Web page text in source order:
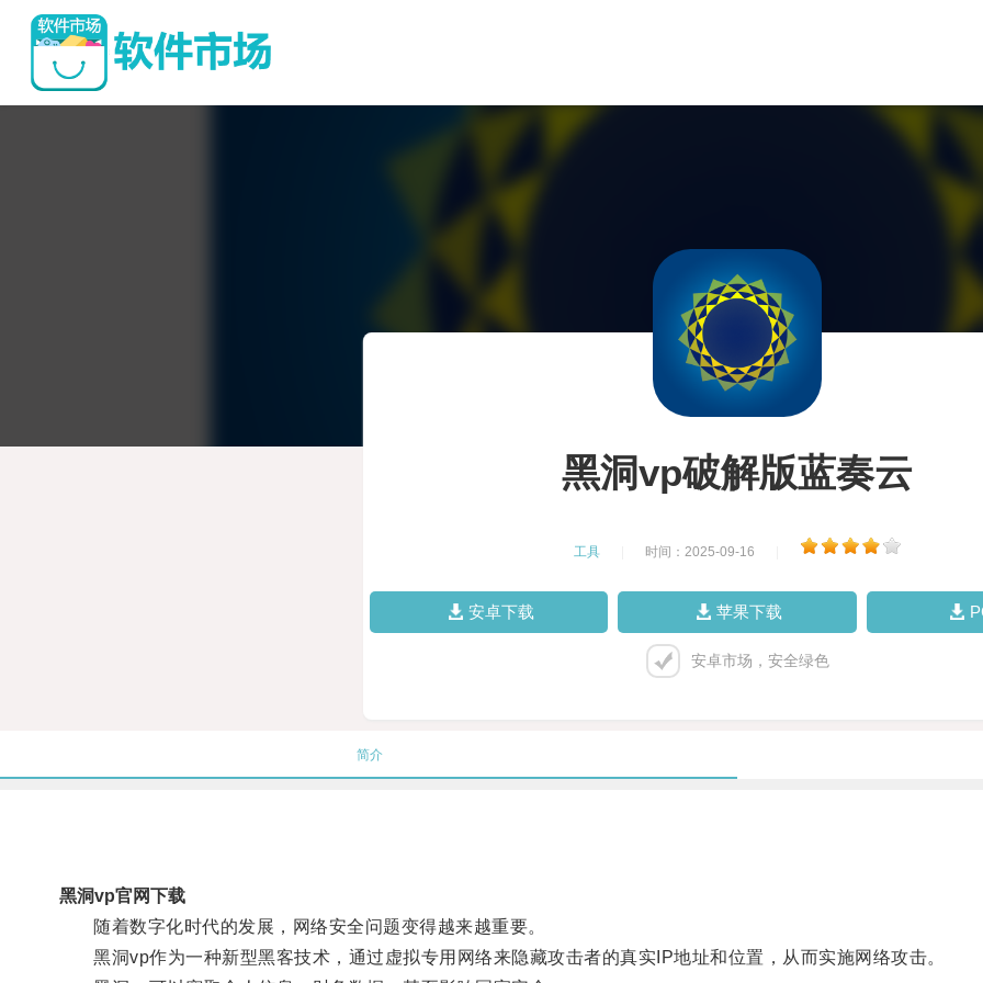
黑洞vp破解版蓝奏云
工具 时间：2025-09-16
安卓下载 苹果下载
安卓市场，安全绿色
简介
黑洞vp官网下载
随着数字化时代的发展，网络安全问题变得越来越重要。
黑洞vp作为一种新型黑客技术，通过虚拟专用网络来隐藏攻击者的真实IP地址和位置，从而实施网络攻击。